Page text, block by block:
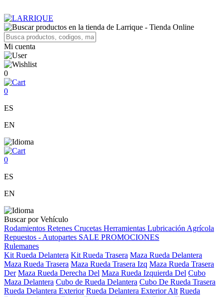
Mi cuenta
0
0
ES
EN
0
ES
EN
Buscar por Vehículo
Rodamientos Retenes Crucetas Herramientas Lubricación Agrícola
Repuestos - Autopartes SALE PROMOCIONES
Rulemanes
Kit Rueda Delantera Kit Rueda Trasera Maza Rueda Delantera
Maza Rueda Trasera Maza Rueda Trasera Izq Maza Rueda Trasera
Der Maza Rueda Derecha Del Maza Rueda Izquierda Del Cubo
Maza Delantera Cubo de Rueda Delantera Cubo De Rueda Trasera
Rueda Delantera Exterior Rueda Delantera Exterior Alt Rueda